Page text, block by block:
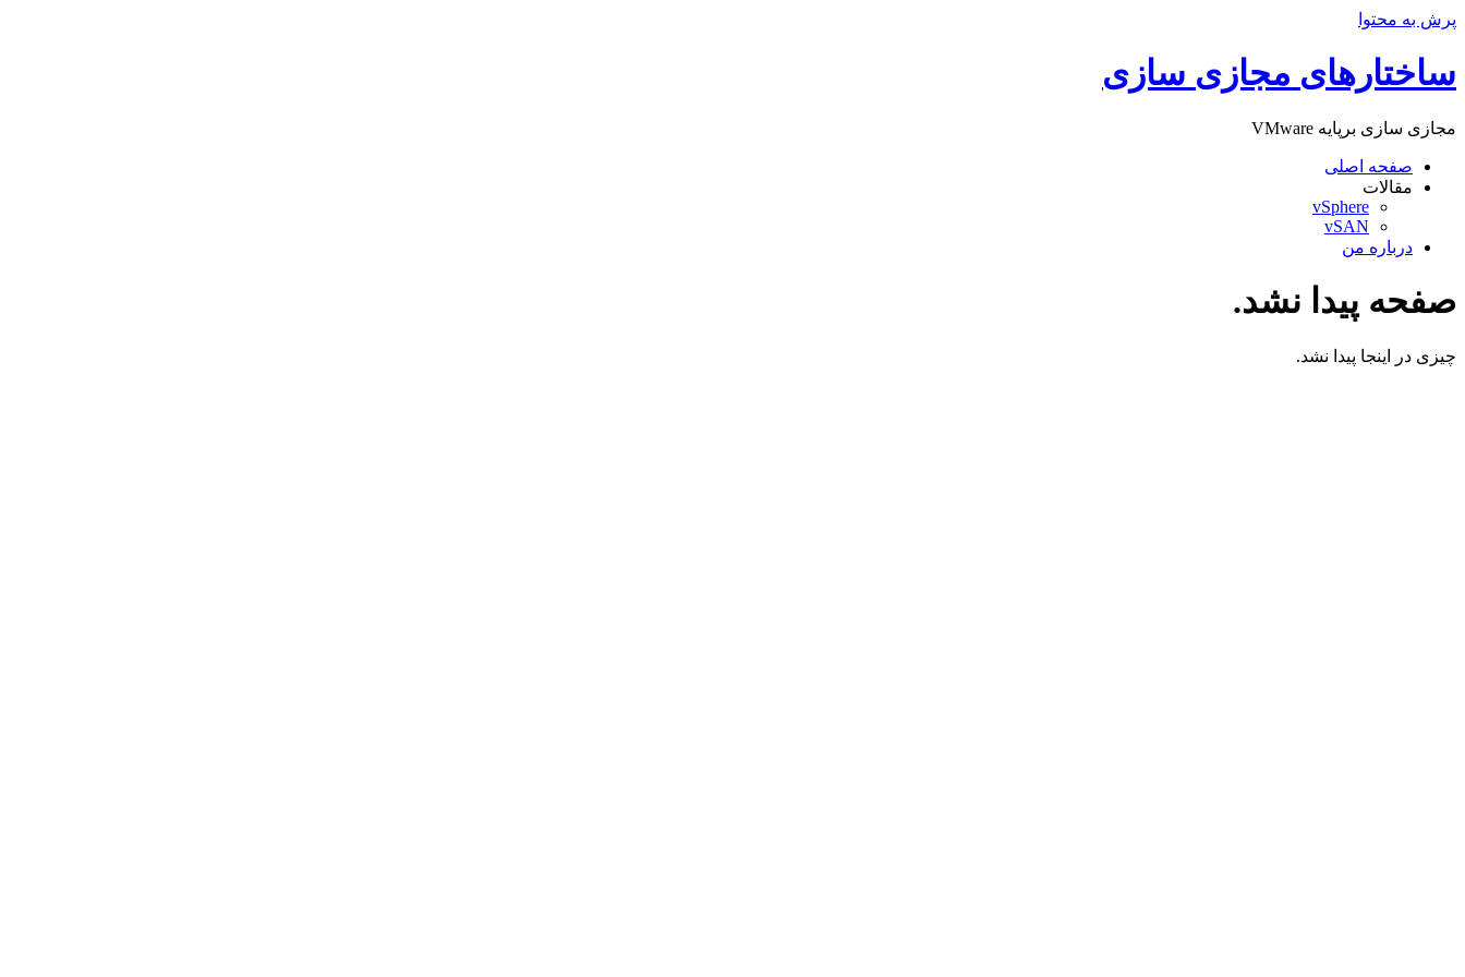
پرش به محتوا
ساختارهای مجازی سازی
مجازی سازی برپایه VMware
صفحه اصلی
مقالات
vSphere
vSAN
درباره من
صفحه پیدا نشد.
چیزی در اینجا پیدا نشد.